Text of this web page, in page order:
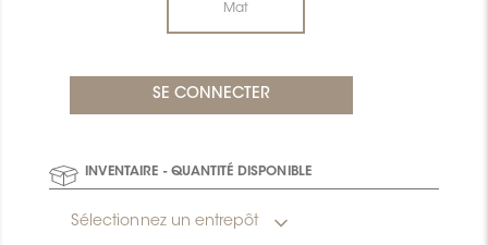
Mat
INVENTAIRE - QUANTITÉ DISPONIBLE
Sélectionnez un entrepôt